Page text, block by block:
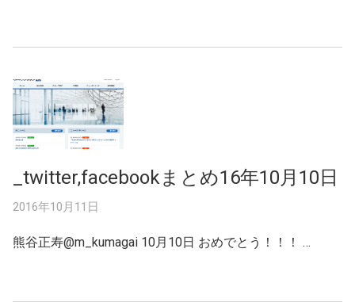
_twitter,facebookまとめ16年10月10日
2016年10月11日
熊谷正寿@m_kumagai 10月10日 おめでとう！！！ …